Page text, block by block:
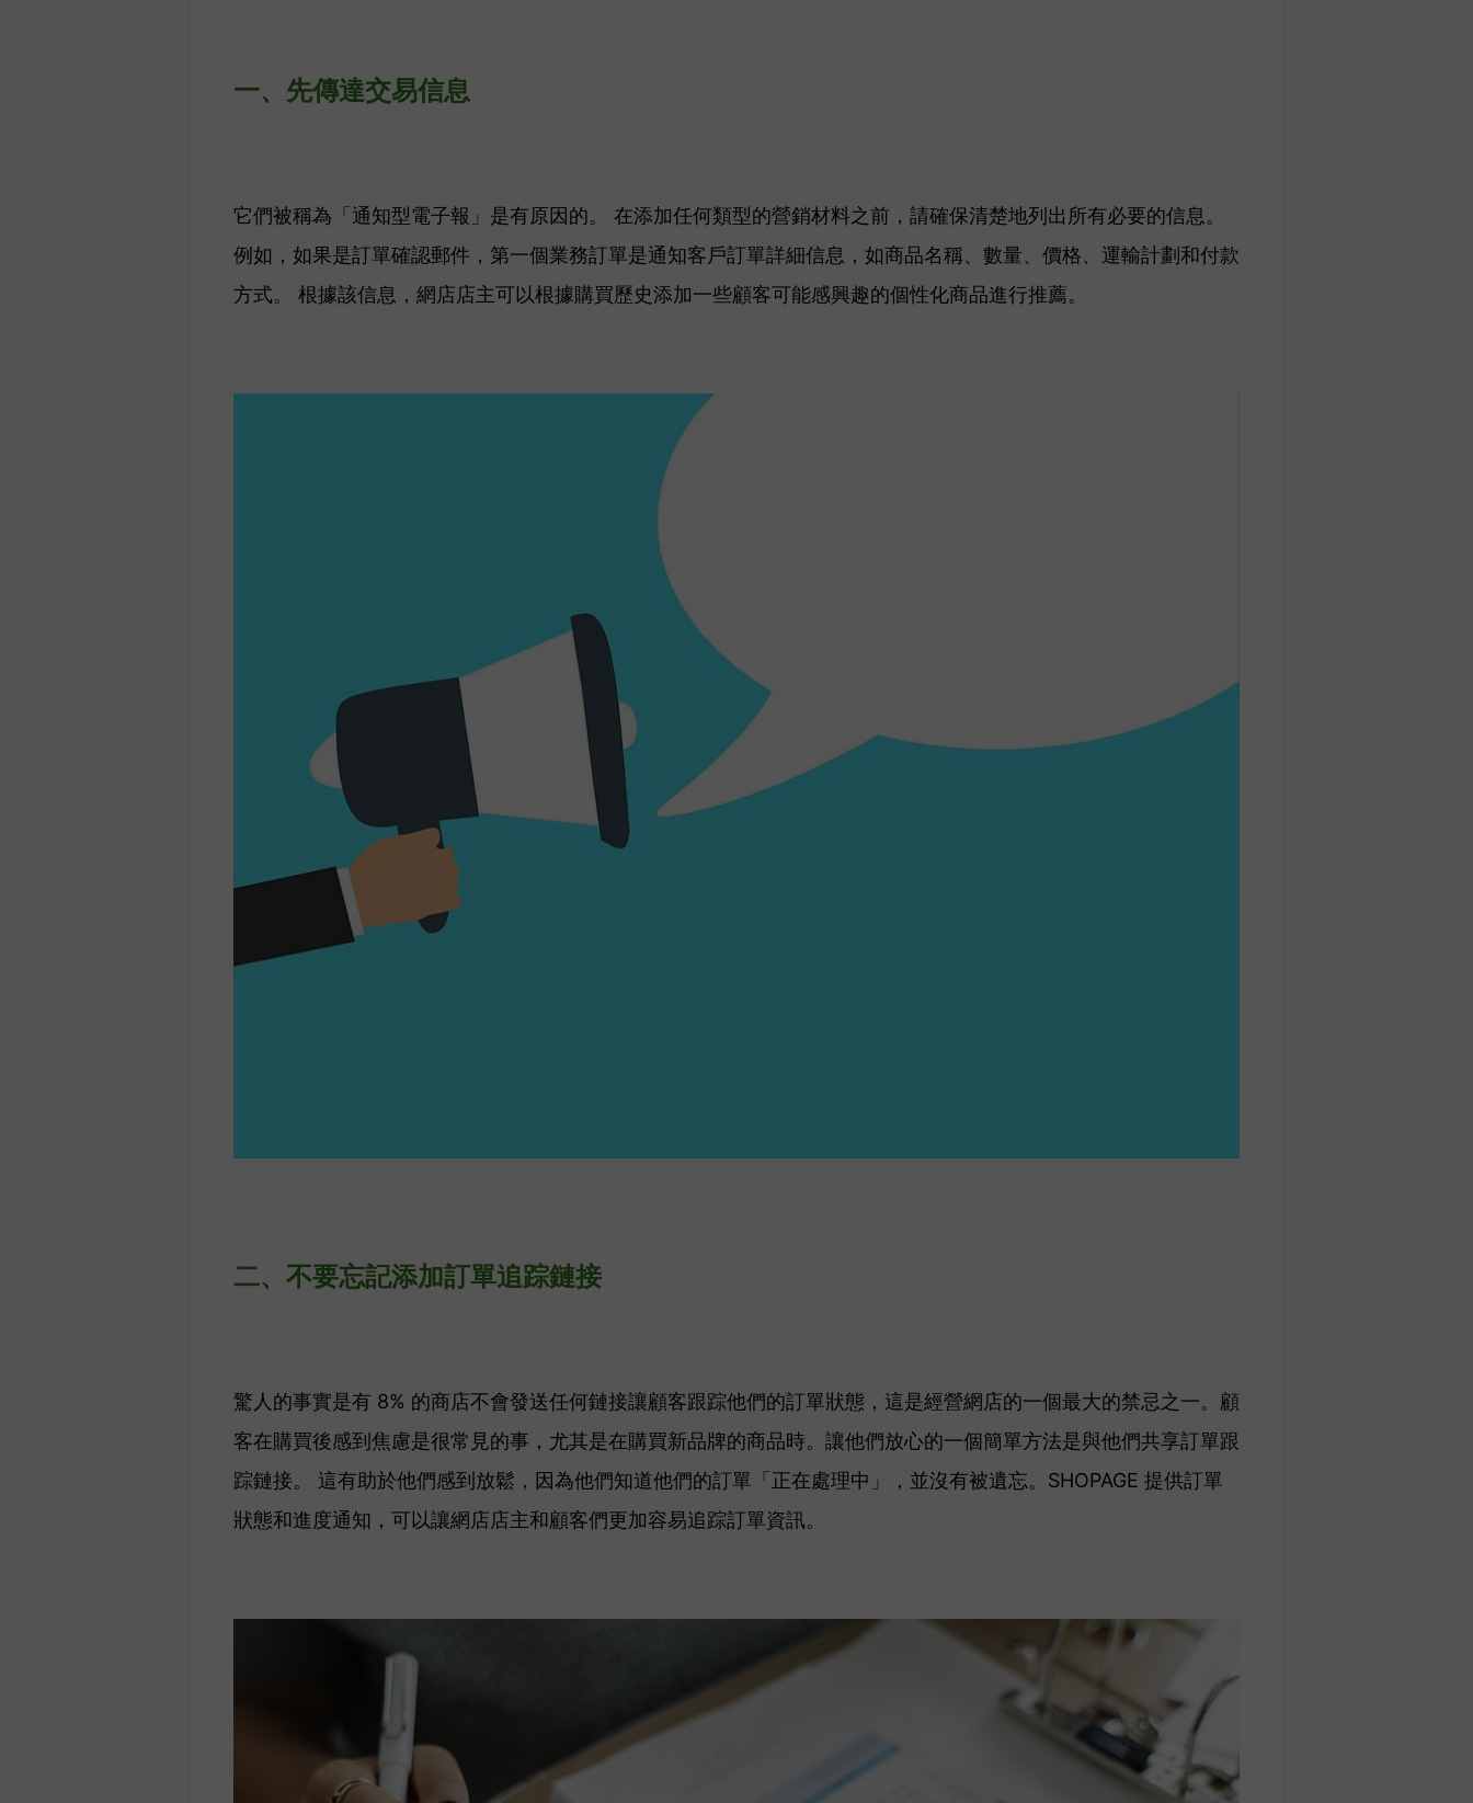
一、 先傳達交易信息
它們被稱為「通知型電子報」是有原因的。 在添加任何類型的營銷材料之前，請確保清楚地列出所有必要的信息。
例如，如果是訂單確認郵件，第一個業務訂單是通知客戶訂單詳細信息，如商品名稱、數量、價格、運輸計劃和付款
方式。 根據該信息，網店店主可以根據購買歷史添加一些顧客可能感興趣的個性化商品進行推薦。
二、 不要忘記添加訂單追踪鏈接
驚人的事實是有 8% 的商店不會發送任何鏈接讓顧客跟踪他們的訂單狀態，這是經營網店的一個最大的禁忌之一。 顧
客在購買後感到焦慮是很常見的事，尤其是在購買新品牌的商品時。讓他們放心的一個簡單方法是與他們共享訂單跟
踪鏈接。 這有助於他們感到放鬆，因為他們知道他們的訂單「正在處理中」，並沒有被遺忘。SHOPAGE 提供訂單
狀態和進度通知，可以讓網店店主和顧客們更加容易追踪訂單資訊。